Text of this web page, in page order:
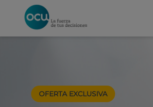
OFERTA EXCLUSIVA